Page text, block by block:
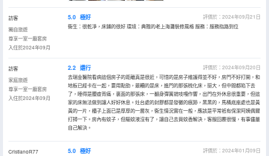
訪客
獨自旅遊
尊享一室一廳套房
入住於2024年09月
5.0 極好
評價於：2024年09月21日
衞生：很乾凈，床鋪的很好 環境：典雅的老上海灘裝修風格 服務：服務指路到位
訪客
家庭旅遊
尊享一室一廳套房
入住於2024年09月
2.2 還行
評價於：2024年09月20日
去瑞金醫院看病這個房子的距離真是很近，可惜的是房子維護得並不好，房門不好打開，和
地板已經卡在一起，要用點勁，最糟的是床，進門的那張梳化床，挺大，但中間都陷下去
了，睡得是腰痠背痛，裏面的那張床，一翻身彈簧就吱嘎作響，出門在外休息很重要，但這
家的床無法做到讓人好好休息。灶台處的封膠都是發黴的痕跡，黑黑的，馬桶底座處也是黃
黃的一片，櫃子上面已是厚厚的一層灰，衞生情況實在一般，應該是平常衹有保潔阿姨偶爾
打掃一下。房內有蚊子，但驅蚊液沒有了，讓自己去買蚊香解決，客服回覆很慢，有事儘量
自己解決。
CristianoR77
5.0 極好
評價於：2024年01月09日